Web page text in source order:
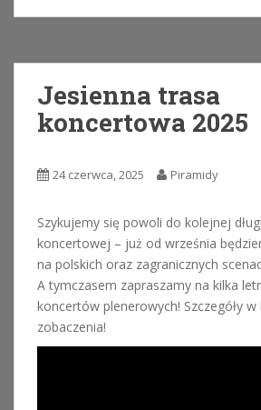
Jesienna trasa
koncertowa 2025
24 czerwca, 2025 Piramidy
Szykujemy się powoli do kolejnej
koncertowej – już od września
na polskich oraz zagranicznych
A tymczasem zapraszamy na kilka
koncertów plenerowych! Szczegóły
zobaczenia!